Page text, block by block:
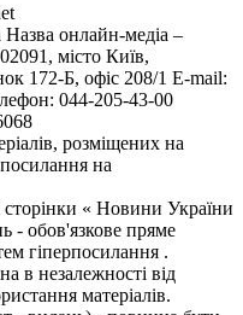
онлайн-медіа –
місто Київ,
Б, офіс 208/1 E-mail:
044-205-43-00
розміщених на
на
сторінки « Новини України
- обов'язкове пряме
гіперпосилання .
в незалежності від
матеріалів.